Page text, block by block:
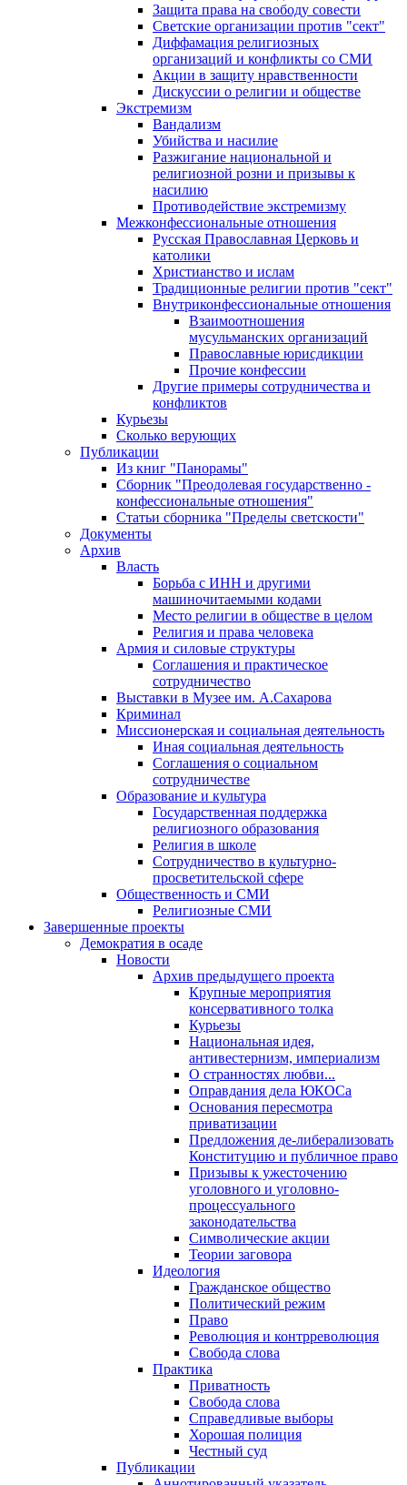
Защита права на свободу совести
Светские организации против "сект"
Диффамация религиозных
организаций и конфликты со СМИ
Акции в защиту нравственности
Дискуссии о религии и обществе
Экстремизм
Вандализм
Убийства и насилие
Разжигание национальной и
религиозной розни и призывы к
насилию
Противодействие экстремизму
Межконфессиональные отношения
Русская Православная Церковь и
католики
Христианство и ислам
Традиционные религии против "сект"
Внутриконфессиональные отношения
Взаимоотношения
мусульманских организаций
Православные юрисдикции
Прочие конфессии
Другие примеры сотрудничества и
конфликтов
Курьезы
Сколько верующих
Публикации
Из книг "Панорамы"
Сборник "Преодолевая государственно -
конфессиональные отношения"
Статьи сборника "Пределы светскости"
Документы
Архив
Власть
Борьба с ИНН и другими
машиночитаемыми кодами
Место религии в обществе в целом
Религия и права человека
Армия и силовые структуры
Соглашения и практическое
сотрудничество
Выставки в Музее им. А.Сахарова
Криминал
Миссионерская и социальная деятельность
Иная социальная деятельность
Соглашения о социальном
сотрудничестве
Образование и культура
Государственная поддержка
религиозного образования
Религия в школе
Сотрудничество в культурно-
просветительской сфере
Общественность и СМИ
Религиозные СМИ
Завершенные проекты
Демократия в осаде
Новости
Архив предыдущего проекта
Крупные мероприятия
консервативного толка
Курьезы
Национальная идея,
антивестернизм, империализм
О странностях любви...
Оправдания дела ЮКОСа
Основания пересмотра
приватизации
Предложения де-либерализовать
Конституцию и публичное право
Призывы к ужесточению
уголовного и уголовно-
процессуального
законодательства
Символические акции
Теории заговора
Идеология
Гражданское общество
Политический режим
Право
Революция и контрреволюция
Свобода слова
Практика
Приватность
Свобода слова
Справедливые выборы
Хорошая полиция
Честный суд
Публикации